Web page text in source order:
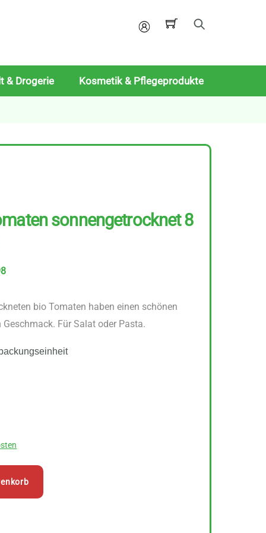
Mein
& Drogerie Kosmetik & Pflegeprodukte
sonnengetrocknet 8
bio Tomaten haben einen schönen
Für Salat oder Pasta.